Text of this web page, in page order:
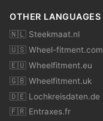
OTHER LANGUAGES
🇳🇱 Steekmaat.nl
🇺🇸 Wheel-fitment.com
🇪🇺 Wheelfitment.eu
🇬🇧 Wheelfitment.uk
🇩🇪 Lochkreisdaten.de
🇫🇷 Entraxes.fr